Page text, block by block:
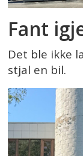
Fant
Det ble ikke
stjal en bil.